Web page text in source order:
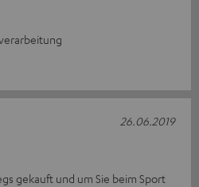
gekauft und um Sie beim Sport
26.06.2019